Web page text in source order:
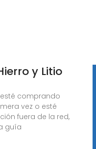
y Litio
esté comprando
vez o esté
fuera de la red,
guía